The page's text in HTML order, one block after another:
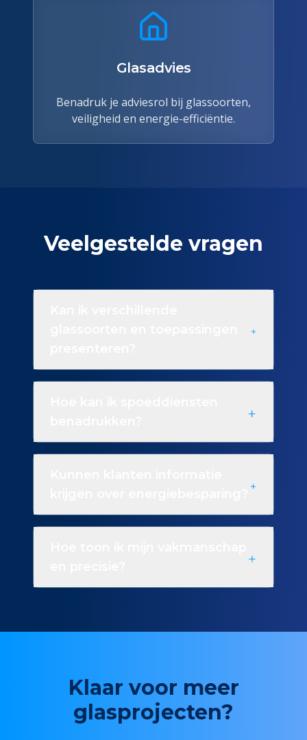
Glasadvies
Benadruk je adviesrol bij glassoorten,
veiligheid en energie-efficiëntie.
Veelgestelde vragen
Klaar voor meer
glasprojecten?